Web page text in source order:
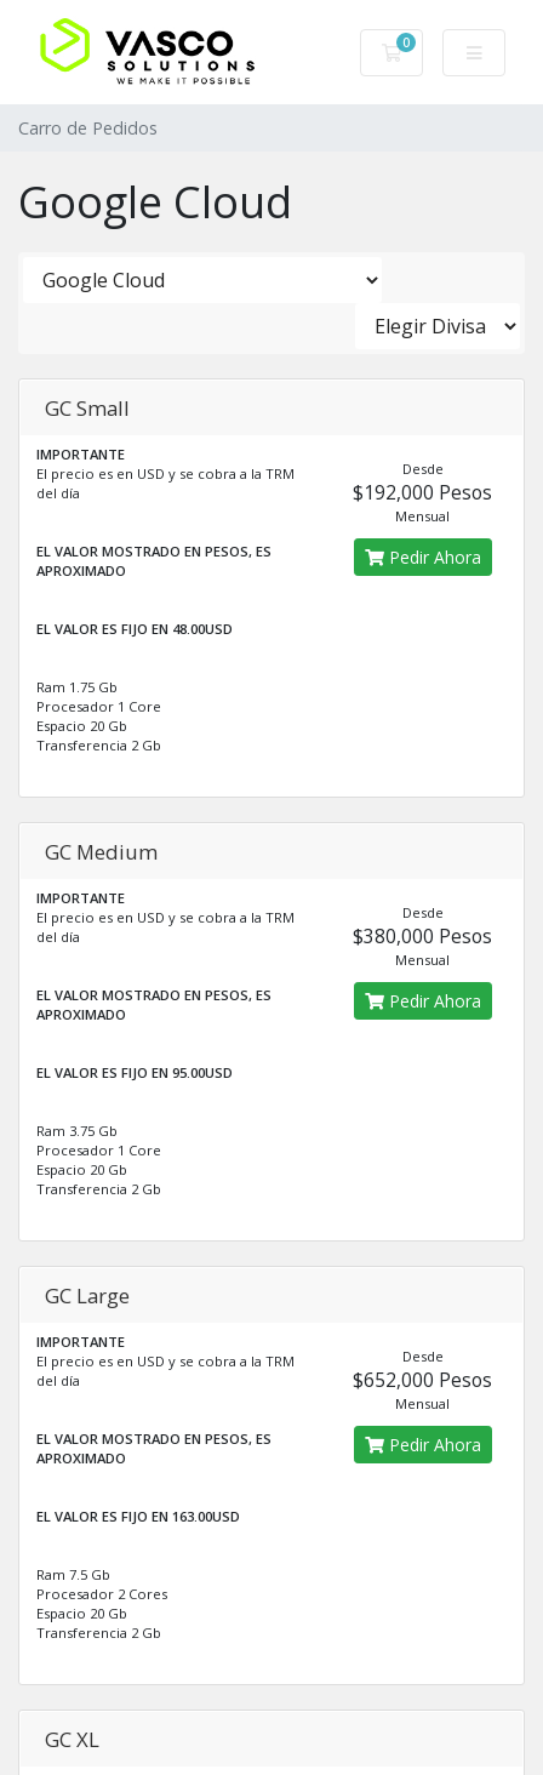
0
Carro de Pedidos
Carro de Pedidos
Google Cloud
GC Small
IMPORTANTE
El precio es en USD y se cobra a la TRM
del día
EL VALOR MOSTRADO EN PESOS, ES
APROXIMADO
EL VALOR ES FIJO EN 48.00USD
Ram 1.75 Gb
Procesador 1 Core
Espacio 20 Gb
Transferencia 2 Gb
Desde
$192,000 Pesos
Mensual
Pedir Ahora
GC Medium
IMPORTANTE
El precio es en USD y se cobra a la TRM
del día
EL VALOR MOSTRADO EN PESOS, ES
APROXIMADO
EL VALOR ES FIJO EN 95.00USD
Ram 3.75 Gb
Procesador 1 Core
Espacio 20 Gb
Transferencia 2 Gb
Desde
$380,000 Pesos
Mensual
Pedir Ahora
GC Large
IMPORTANTE
El precio es en USD y se cobra a la TRM
del día
EL VALOR MOSTRADO EN PESOS, ES
APROXIMADO
EL VALOR ES FIJO EN 163.00USD
Ram 7.5 Gb
Procesador 2 Cores
Espacio 20 Gb
Transferencia 2 Gb
Desde
$652,000 Pesos
Mensual
Pedir Ahora
GC XL